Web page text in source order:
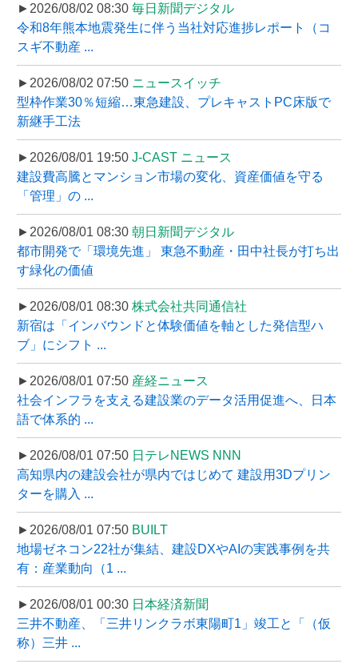
►2026/08/02 08:30 毎日新聞デジタル
令和8年熊本地震発生に伴う当社対応進捗レポート（コ
スギ不動産 ...
►2026/08/02 07:50 ニュースイッチ
型枠作業30％短縮…東急建設、プレキャストPC床版で
新継手工法
►2026/08/01 19:50 J-CAST ニュース
建設費高騰とマンション市場の変化、資産価値を守る
「管理」の ...
►2026/08/01 08:30 朝日新聞デジタル
都市開発で「環境先進」 東急不動産・田中社長が打ち出
す緑化の価値
►2026/08/01 08:30 株式会社共同通信社
新宿は「インバウンドと体験価値を軸とした発信型ハ
ブ」にシフト ...
►2026/08/01 07:50 産経ニュース
社会インフラを支える建設業のデータ活用促進へ、日本
語で体系的 ...
►2026/08/01 07:50 日テレNEWS NNN
高知県内の建設会社が県内ではじめて 建設用3Dプリン
ターを購入 ...
►2026/08/01 07:50 BUILT
地場ゼネコン22社が集結、建設DXやAIの実践事例を共
有：産業動向（1 ...
►2026/08/01 00:30 日本経済新聞
三井不動産、「三井リンクラボ東陽町1」竣工と「（仮
称）三井 ...